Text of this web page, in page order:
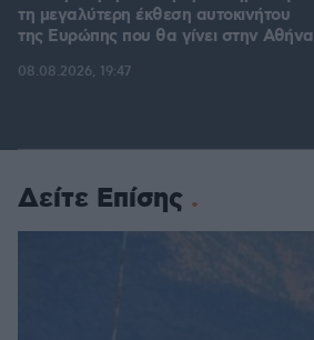
τη μεγαλύτερη έκθεση αυτοκινήτου
της Ευρώπης που θα γίνει στην Αθήνα
08.08.2026, 19:47
Δείτε Επίσης